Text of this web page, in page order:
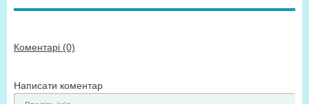
Коментарі (0)
Написати коментар